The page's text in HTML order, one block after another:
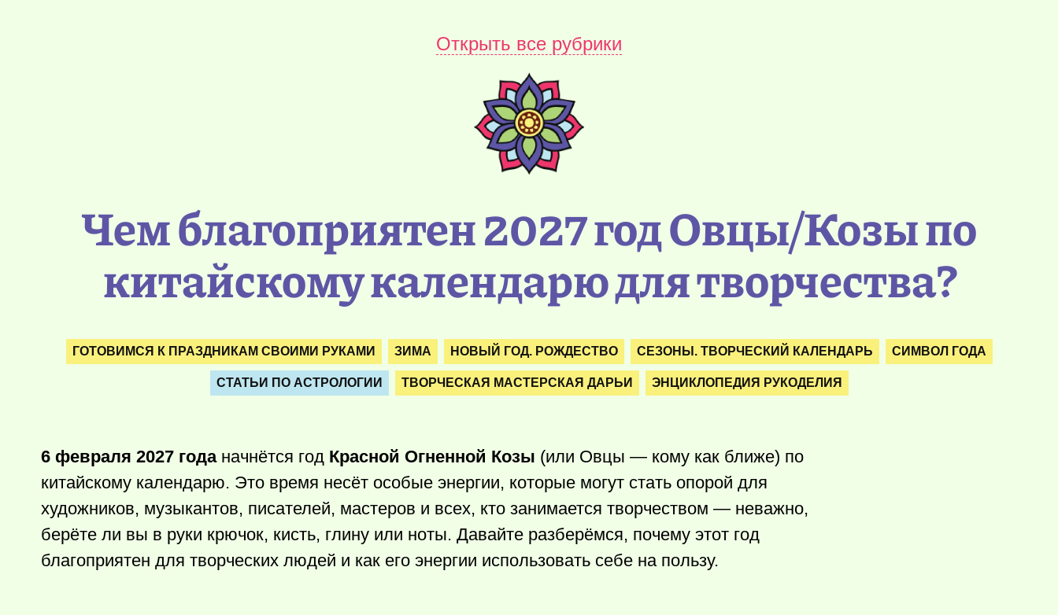
Открыть все рубрики
Чем благоприятен 2027 год Овцы/Козы по
китайскому календарю для творчества?
ГОТОВИМСЯ К ПРАЗДНИКАМ СВОИМИ РУКАМИ ЗИМА НОВЫЙ ГОД. РОЖДЕСТВО СЕЗОНЫ. ТВОРЧЕСКИЙ КАЛЕНДАРЬ СИМВОЛ ГОДА
СТАТЬИ ПО АСТРОЛОГИИ ТВОРЧЕСКАЯ МАСТЕРСКАЯ ДАРЬИ ЭНЦИКЛОПЕДИЯ РУКОДЕЛИЯ
6 февраля 2027 годаначнётся год Красной Огненной Козы (или Овцы — кому как ближе) по
китайскому календарю. Это время несёт особые энергии, которые могут стать опорой для
художников, музыкантов, писателей, мастеров и всех, кто занимается творчеством — неважно,
берёте ли вы в руки крючок, кисть, глину или ноты. Давайте разберёмся, почему этот год
благоприятен для творческих людей и как его энергии использовать себе на пользу.